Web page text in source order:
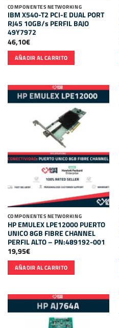
COMPONENTES NETWORKING
IBM X540-T2 PCI-E DUAL PORT
RJ45 10GB/s PERFIL BAJO
49Y7972
46,10€
AÑADIR AL CARRITO
COMPONENTES NETWORKING
HP EMULEX LPE12000 PUERTO
UNICO 8GB FIBRE CHANNEL
PERFIL ALTO – PN:489192-001
19,95€
AÑADIR AL CARRITO